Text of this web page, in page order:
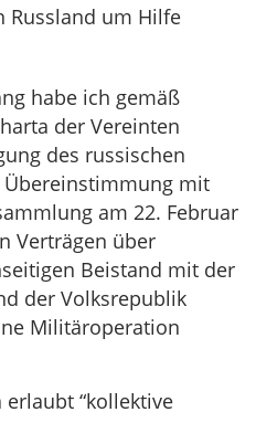
Russland um Hilfe
habe ich gemäß
der Vereinten
des russischen
mit
am 22. Februar
Verträgen über
Beistand mit der
der Volksrepublik
Militäroperation
erlaubt “kollektive